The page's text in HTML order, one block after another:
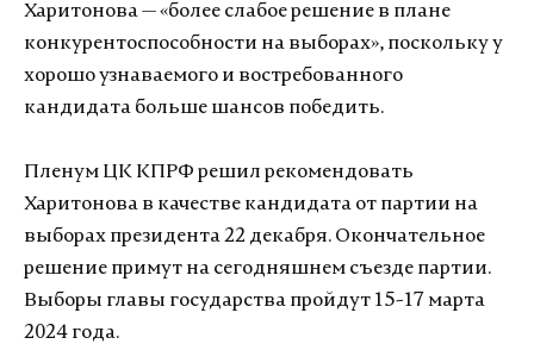
Харитонова — «более слабое решение в плане
конкурентоспособности на выборах», поскольку у
хорошо узнаваемого и востребованного
кандидата больше шансов победить.
Пленум ЦК КПРФ решил рекомендовать
Харитонова в качестве кандидата от партии на
выборах президента 22 декабря. Окончательное
решение примут на сегодняшнем съезде партии.
Выборы главы государства пройдут 15-17 марта
2024 года.